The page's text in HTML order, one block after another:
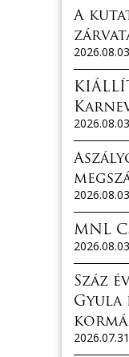
A
MNL
Száz
Gyula